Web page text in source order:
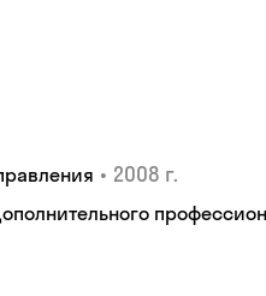
• 2008 г.